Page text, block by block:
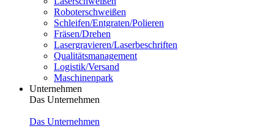
Roboterschweißen
Schleifen/Entgraten/Polieren
Fräsen/Drehen
Lasergravieren/Laserbeschriften
Qualitätsmanagement
Logistik/Versand
Maschinenpark
Unternehmen
Das Unternehmen
Das Unternehmen